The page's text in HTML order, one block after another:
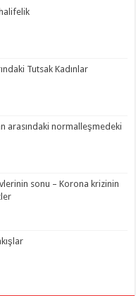
Tutsak Kadınlar
arasındaki normalleşmedeki
sonu – Korona krizinin